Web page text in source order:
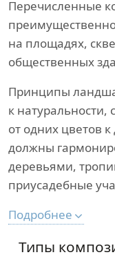
Перечисленные
на площадях,
общественных
Принципы
к
от одних цветов
должны
деревьями,
приусадебные
Подробнее
Типы